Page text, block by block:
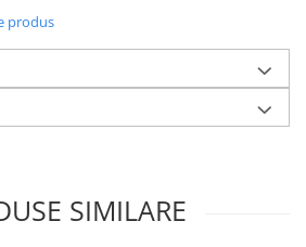
produs
SIMILARE